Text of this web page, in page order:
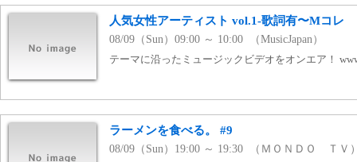
人気女性アーティスト vol.1-歌詞有〜Mコレ
08/09（Sun）09:00 ～ 10:00 （MusicJapan）
テーマに沿ったミュージックビデオをオンエア！
ラーメンを食べる。 #9
08/09（Sun）19:00 ～ 19:30 （ＭＯＮＤＯ ＴＶ